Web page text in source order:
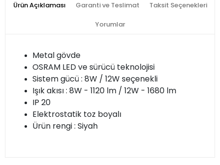
Ürün Açıklaması Garanti ve Teslimat Taksit Seçenekleri
Yorumlar
Metal gövde
OSRAM LED ve sürücü teknolojisi
Sistem gücü : 8W / 12W seçenekli
Işık akısı : 8W - 1120 lm / 12W - 1680 lm
IP 20
Elektrostatik toz boyalı
Ürün rengi : Siyah